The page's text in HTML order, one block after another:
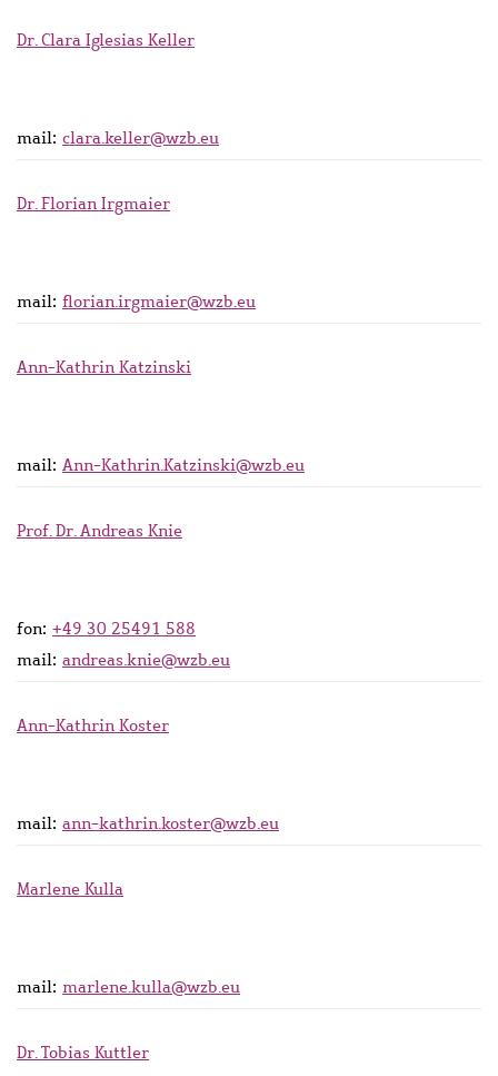
Dr. Clara Iglesias Keller
mail: clara.keller@wzb.eu
Dr. Florian Irgmaier
mail: florian.irgmaier@wzb.eu
Ann-Kathrin Katzinski
mail: Ann-Kathrin.Katzinski@wzb.eu
Prof. Dr. Andreas Knie
fon: +49 30 25491 588
mail: andreas.knie@wzb.eu
Ann-Kathrin Koster
mail: ann-kathrin.koster@wzb.eu
Marlene Kulla
mail: marlene.kulla@wzb.eu
Dr. Tobias Kuttler